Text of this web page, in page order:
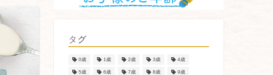
タグ
0歳 1歳 2歳 3歳 4歳
5歳 6歳 7歳 8歳 9歳